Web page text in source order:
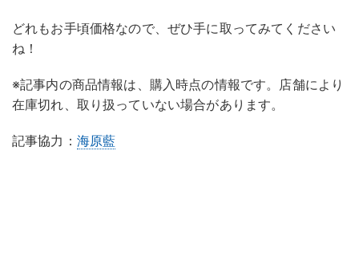
どれもお手頃価格なので、ぜひ手に取ってみてください
ね！
※記事内の商品情報は、購入時点の情報です。店舗により
在庫切れ、取り扱っていない場合があります。
記事協力： 海原藍